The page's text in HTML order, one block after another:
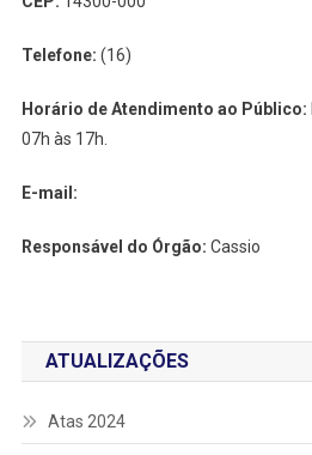
Telefone: (16)
Horário de Atendimento ao Público:
07h às 17h.
E-mail:
Responsável do Órgão: Cassio
ATUALIZAÇÕES
Atas 2024